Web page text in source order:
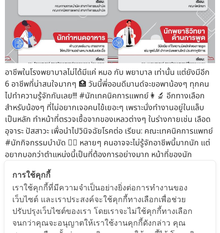
อาชีพในโรงพยาบาลไม่ได้มีแค่ หมอ กับ พยาบาล เท่านั้น แต่ยังมีอีก
6 อาชีพที่น่าสนใจมากๆ 🏥 วันนี้พี่ออนดีมานด์จะขอพาน้องๆ ทุกคน
ไปทำความรู้จักกันเลย!!! #นักเทคนิคการแพทย์👩‍🔬 อีกทางเลือก
สำหรับน้องๆ ที่ไม่อยากเจอคนไข้เยอะๆ เพราะนั่งทำงานอยู่ในแล็บ
เป็นหลัก ทำหน้าที่ตรวจเชื้อจากของเหลวต่างๆ ในร่างกายเช่น เลือด
อุจาระ ปัสสาวะ เพื่อนำไปวินิจฉัยโรคต่อ เรียน: คณะเทคนิคการแพทย์
#นักกิจกรรมบำบัด 🙆‍♂️ หลายๆ คนอาจจะไม่รู้จักอาชีพนี้มากนัก แต่
อยากบอกว่าตำแหน่งนี้เป็นที่ต้องการอย่างมาก หน้าที่ของนัก
แนะนำผู้ป่วยทางจิตใจ และด้านร่างกายให้สามารถใช้ชีวิตได้อย่าง
ปกตินั่นเอง เรียน: คณะกายภาพบำบัด สาขากิจกรรมบำบัด คณะ
เทคนิคการแพทย์ สาขากิจกรรมบำบัด #นักกำหนดอาหาร 🥗 หน้าที่
หลักๆ เลยคือการคำนวณพลังงาน สารอาหาร ให้คนไข้แต่ละคนใน
แต่ละโรค ทานอย่างเหมาะสมในแต่ละมื้อ นอกจากนี้ยังต้องมีการซัก
การใช้คุกกี้
เราใช้คุกกี้ที่มีความจำเป็นอย่างยิ่งต่อการทำงานของ
เว็บไซต์ และเราประสงค์จะใช้คุกกี้ทางเลือกเพื่อช่วย
ปรับปรุงเว็บไซต์ของเรา โดยเราจะไม่ใช้คุกกี้ทางเลือก
จนกว่าคุณจะอนุญาตให้เราใช้งานคุกกี้ดังกล่าว คุณ